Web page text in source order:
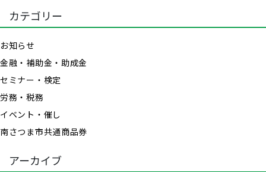
カテゴリー
お知らせ
金融・補助金・助成金
セミナー・検定
労務・税務
イベント・催し
南さつま市共通商品券
アーカイブ